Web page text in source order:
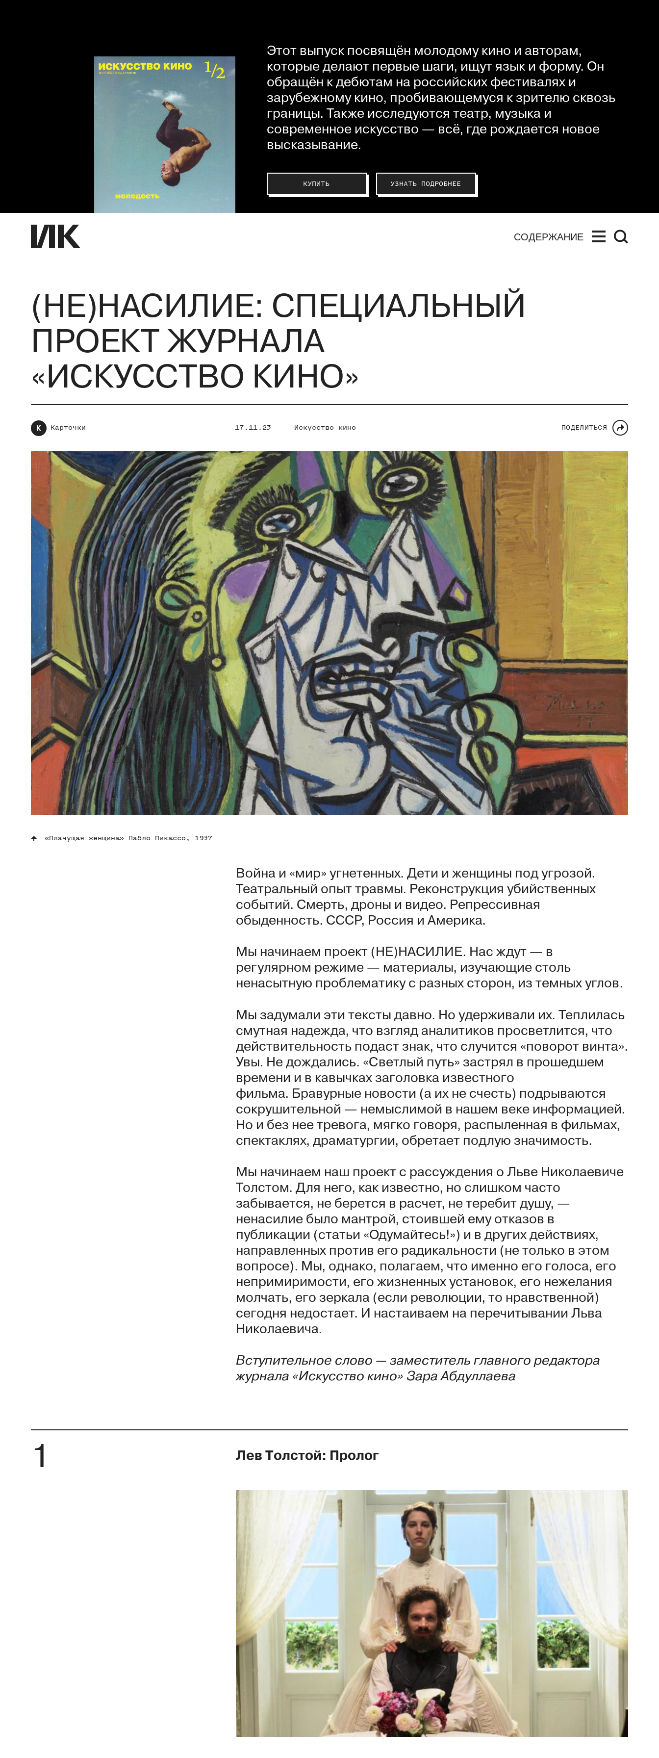
Этот выпуск посвящён молодому кино и авторам,
которые делают первые шаги, ищут язык и форму. Он
обращён к дебютам на российских фестивалях и
зарубежному кино, пробивающемуся к зрителю сквозь
границы. Также исследуются театр, музыка и
современное искусство — всё, где рождается новое
высказывание.
КУПИТЬ УЗНАТЬ ПОДРОБНЕЕ
СОДЕРЖАНИЕ
(НЕ)НАСИЛИЕ: СПЕЦИАЛЬНЫЙ
ПРОЕКТ ЖУРНАЛА
«ИСКУССТВО КИНО»
К Карточки 17.11.23 Искусство кино ПОДЕЛИТЬСЯ
«Плачущая женщина» Пабло Пикассо, 1937
Война и «мир» угнетенных. Дети и женщины под угрозой.
Театральный опыт травмы. Реконструкция убийственных
событий. Смерть, дроны и видео. Репрессивная
обыденность. СССР, Россия и Америка.
Мы начинаем проект (НЕ)НАСИЛИЕ. Нас ждут — в
регулярном режиме — материалы, изучающие столь
ненасытную проблематику с разных сторон, из темных углов.
Мы задумали эти тексты давно. Но удерживали их. Теплилась
смутная надежда, что взгляд аналитиков просветлится, что
действительность подаст знак, что случится «поворот винта».
Увы. Не дождались. «Светлый путь» застрял в прошедшем
времени и в кавычках заголовка известного
фильма. Бравурные новости (а их не счесть) подрываются
сокрушительной — немыслимой в нашем веке информацией.
Но и без нее тревога, мягко говоря, распыленная в фильмах,
спектаклях, драматургии, обретает подлую значимость.
Мы начинаем наш проект с рассуждения о Льве Николаевиче
Толстом. Для него, как известно, но слишком часто
забывается, не берется в расчет, не теребит душу, —
ненасилие было мантрой, стоившей ему отказов в
публикации (статьи «Одумайтесь!») и в других действиях,
направленных против его радикальности (не только в этом
вопросе). Мы, однако, полагаем, что именно его голоса, его
непримиримости, его жизненных установок, его нежелания
молчать, его зеркала (если революции, то нравственной)
сегодня недостает. И настаиваем на перечитывании Льва
Николаевича.
Вступительное слово — заместитель главного редактора
журнала «Искусство кино» Зара Абдуллаева
Лев Толстой: Пролог